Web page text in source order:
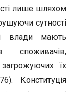
лише шляхом
сутності
влади мають
споживачів,
їх
Конституція